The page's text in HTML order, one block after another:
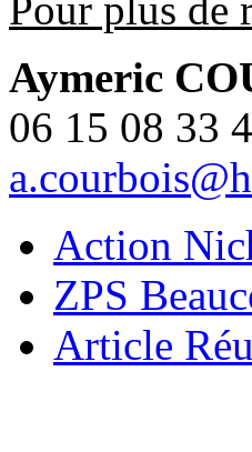
Pour plus de
Aymeric
06 15 08 33
Action
ZPS
Article